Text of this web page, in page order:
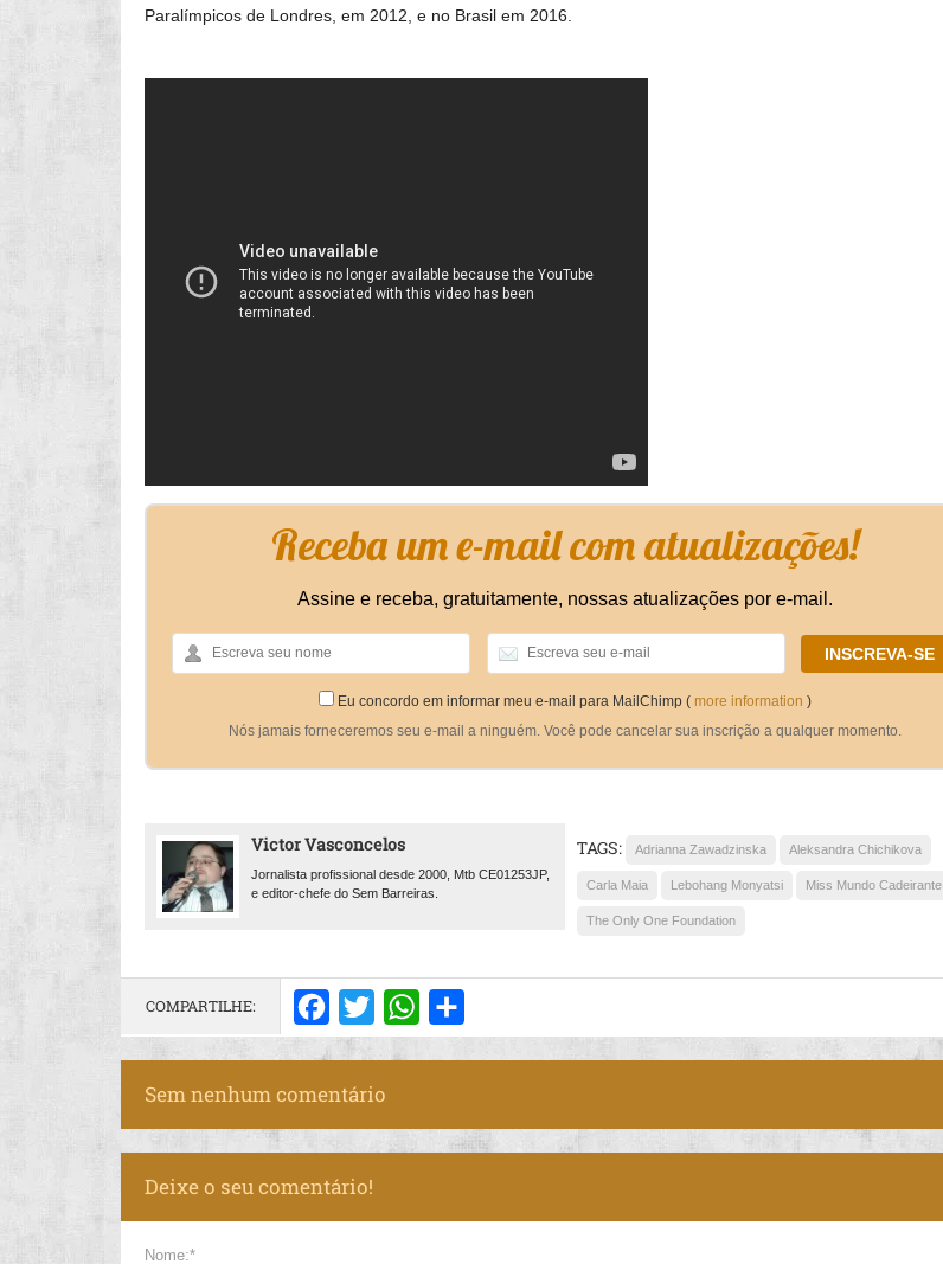
Paralímpicos de Londres, em 2012, e no Brasil em 2016.
Receba um e-mail com atualizações!
Assine e receba, gratuitamente, nossas atualizações por e-mail.
Eu concordo em informar meu e-mail para MailChimp ( more information )
Nós jamais forneceremos seu e-mail a ninguém. Você pode cancelar sua inscrição a qualquer momento.
Victor Vasconcelos
Jornalista profissional desde 2000, Mtb CE01253JP,
e editor-chefe do Sem Barreiras.
TAGS: Adrianna Zawadzinska Aleksandra Chichikova
Carla Maia Lebohang Monyatsi Miss Mundo Cadeirante
The Only One Foundation
COMPARTILHE: Facebook
Twitter WhatsApp
Sem nenhum comentário
Deixe o seu comentário!
Nome:*